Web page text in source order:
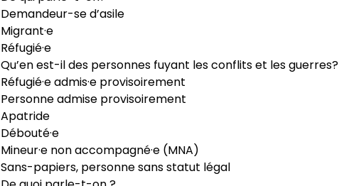
Demandeur-se d’asile
Migrant·e
Réfugié·e
Qu’en est-il des personnes fuyant les conflits et les guerres?
Réfugié·e admis·e provisoirement
Personne admise provisoirement
Apatride
Débouté·e
Mineur·e non accompagné·e (MNA)
Sans-papiers, personne sans statut légal